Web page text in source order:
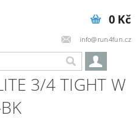
info@run4fun.cz
0 Kč
3/4 TIGHT W